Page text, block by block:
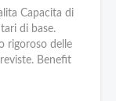
Capacita di
di base.
rigoroso delle
Benefit